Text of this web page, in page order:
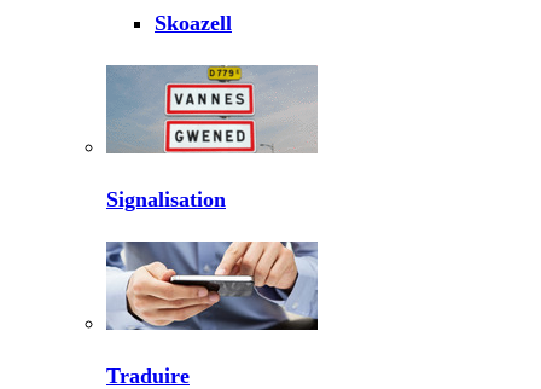
Skoazell
Signalisation
Traduire